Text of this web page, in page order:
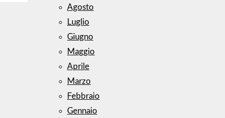
Agosto
Luglio
Giugno
Maggio
Aprile
Marzo
Febbraio
Gennaio